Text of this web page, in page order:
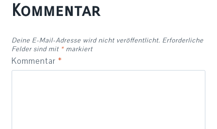
Kommentar
Deine E-Mail-Adresse wird nicht veröffentlicht. Erforderliche
Felder sind mit * markiert
Kommentar *